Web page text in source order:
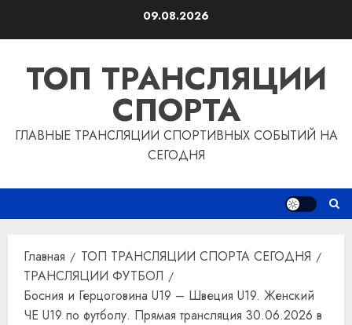
09.08.2026
ТОП ТРАНСЛЯЦИИ
СПОРТА
ГЛАВНЫЕ ТРАНСЛЯЦИИ СПОРТИВНЫХ СОБЫТИЙ НА
СЕГОДНЯ
Главная
ТОП ТРАНСЛЯЦИИ СПОРТА СЕГОДНЯ
ТРАНСЛЯЦИИ ФУТБОЛ
Босния и Герцоговина U19 – Швеция U19. Женский
ЧЕ U19 по футболу. Прямая трансляция 30.06.2026 в